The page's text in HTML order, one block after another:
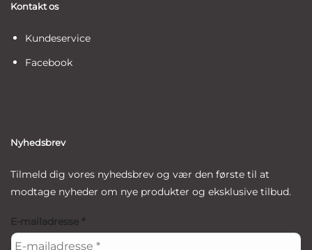
Kontakt os
Kundeservice
Facebook
Nyhedsbrev
Tilmeld dig vores nyhedsbrev og vær den første til at
modtage nyheder om nye produkter og eksklusive tilbud.
E-mailadresse *